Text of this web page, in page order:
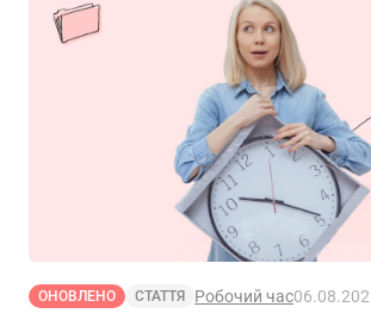
ОНОВЛЕНО СТАТТЯ Робочий час